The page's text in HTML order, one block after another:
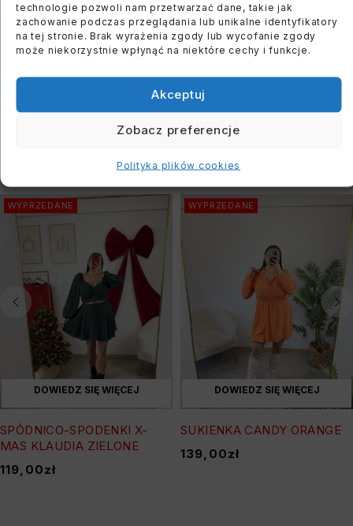
technologie pozwoli nam przetwarzać dane, takie jak
zachowanie podczas przeglądania lub unikalne identyfikatory
na tej stronie. Brak wyrażenia zgody lub wycofanie zgody
może niekorzystnie wpłynąć na niektóre cechy i funkcje.
Akceptuj
Zobacz preferencje
Polityka plików cookies
You must register to use the waitlist feature. Please
login or create an account
PODOBNE PRODUKTY
WYPRZEDANE
DOWIEDZ SIĘ WIĘCEJ
SPÓDNICO-SPODENKI X-
MAS KLAUDIA ZIELONE
119,00zł
WYPRZEDANE
DOWIEDZ SIĘ WIĘCEJ
SUKIENKA CANDY ORANGE
139,00zł